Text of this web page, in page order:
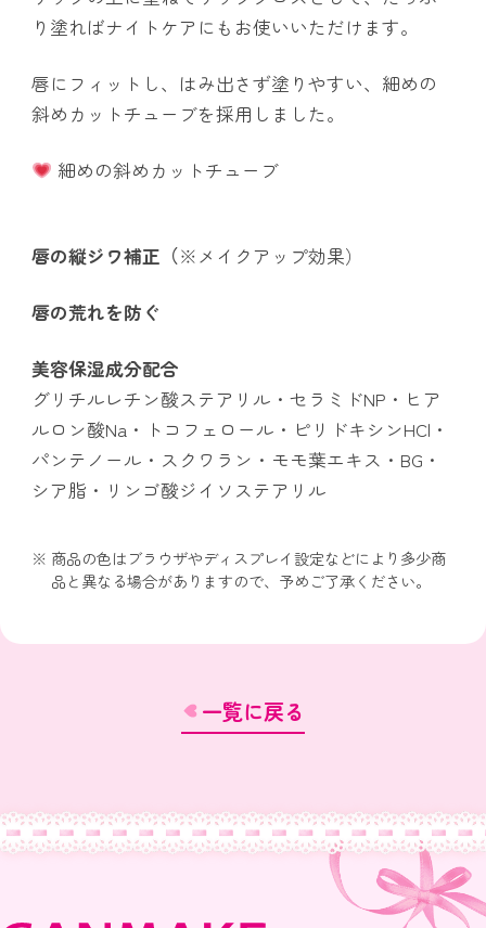
り塗ればナイトケアにもお使いいただけます。
唇にフィットし、はみ出さず塗りやすい、細めの
斜めカットチューブを採用しました。
細めの斜めカットチューブ
唇の縦ジワ補正（※メイクアップ効果）
唇の荒れを防ぐ
美容保湿成分配合
グリチルレチン酸ステアリル・セラミドNP・ヒア
ルロン酸Na・トコフェロール・ピリドキシンHCl・
パンテノール・スクワラン・モモ葉エキス・BG・
シア脂・リンゴ酸ジイソステアリル
商品の色はブラウザやディスプレイ設定などにより多少商
品と異なる場合がありますので、予めご了承ください。
一覧に戻る